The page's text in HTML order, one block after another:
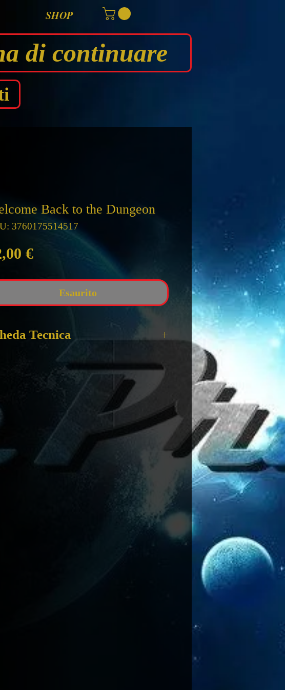
SHOP
di continuare
Back to the Dungeon
3760175514517
€Prezzo
Esaurito
Tecnica
Back to the Dungeon
in ITALIANO
adatto a bambini al disotto dei 3 anni